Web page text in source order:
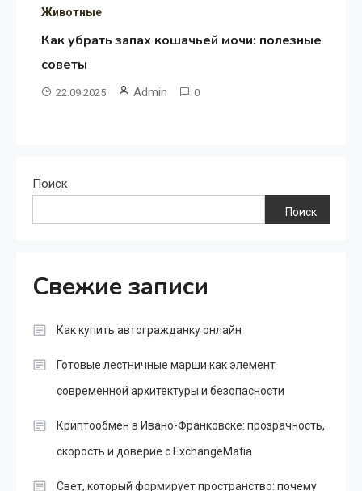
Животные
Как убрать запах кошачьей мочи: полезные
советы
22.09.2025 Admin 0
Поиск
Поиск
Свежие записи
Как купить автогражданку онлайн
Готовые лестничные марши как элемент
современной архитектуры и безопасности
Криптообмен в Ивано-Франковске: прозрачность,
скорость и доверие с ExchangeMafia
Свет, который формирует пространство: почему